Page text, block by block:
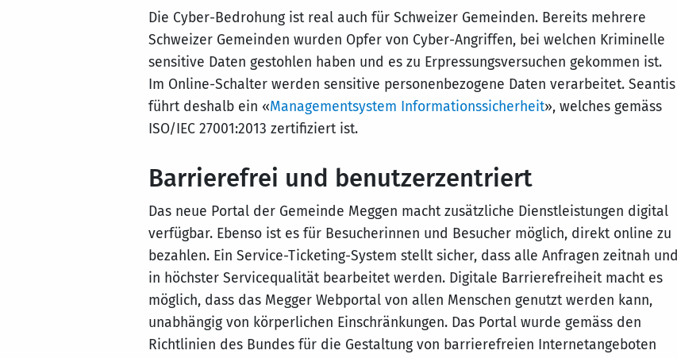
Die Cyber-Bedrohung ist real auch für Schweizer Gemeinden. Bereits mehrere
Schweizer Gemeinden wurden Opfer von Cyber-Angriffen, bei welchen Kriminelle
sensitive Daten gestohlen haben und es zu Erpressungsversuchen gekommen ist.
Im Online-Schalter werden sensitive personenbezogene Daten verarbeitet. Seantis
führt deshalb ein «Managementsystem Informationssicherheit», welches gemäss
ISO/IEC 27001:2013 zertifiziert ist.
Barrierefrei und benutzerzentriert
Das neue Portal der Gemeinde Meggen macht zusätzliche Dienstleistungen digital
verfügbar. Ebenso ist es für Besucherinnen und Besucher möglich, direkt online zu
bezahlen. Ein Service-Ticketing-System stellt sicher, dass alle Anfragen zeitnah und
in höchster Servicequalität bearbeitet werden. Digitale Barrierefreiheit macht es
möglich, dass das Megger Webportal von allen Menschen genutzt werden kann,
unabhängig von körperlichen Einschränkungen. Das Portal wurde gemäss den
Richtlinien des Bundes für die Gestaltung von barrierefreien Internetangeboten